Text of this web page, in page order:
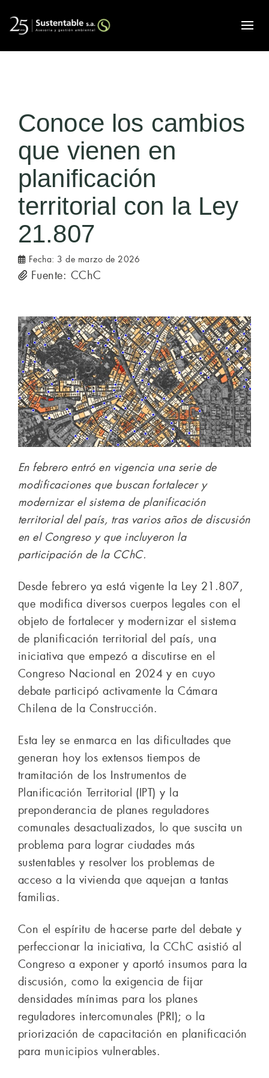
Conoce los cambios
que vienen en
planificación
territorial con la Ley
21.807
Fecha: 3 de marzo de 2026
Fuente: CChC
En febrero entró en vigencia una serie de
modificaciones que buscan fortalecer y
modernizar el sistema de planificación
territorial del país, tras varios años de discusión
en el Congreso y que incluyeron la
participación de la CChC.
Desde febrero ya está vigente la Ley 21.807,
que modifica diversos cuerpos legales con el
objeto de fortalecer y modernizar el sistema
de planificación territorial del país, una
iniciativa que empezó a discutirse en el
Congreso Nacional en 2024 y en cuyo
debate participó activamente la Cámara
Chilena de la Construcción.
Esta ley se enmarca en las dificultades que
generan hoy los extensos tiempos de
tramitación de los Instrumentos de
Planificación Territorial (IPT) y la
preponderancia de planes reguladores
comunales desactualizados, lo que suscita un
problema para lograr ciudades más
sustentables y resolver los problemas de
acceso a la vivienda que aquejan a tantas
familias.
Con el espíritu de hacerse parte del debate y
perfeccionar la iniciativa, la CChC asistió al
Congreso a exponer y aportó insumos para la
discusión, como la exigencia de fijar
densidades mínimas para los planes
reguladores intercomunales (PRI); o la
priorización de capacitación en planificación
para municipios vulnerables.